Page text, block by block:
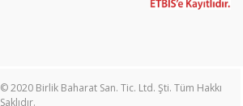
© 2020 Birlik Baharat San. Tic. Ltd. Şti. Tüm Hakkı
Saklıdır.